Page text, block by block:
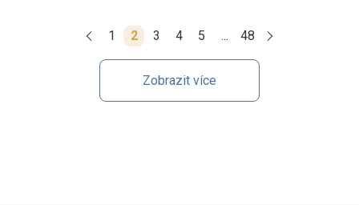
1 2 3 4 5 ... 48
Zobrazit více